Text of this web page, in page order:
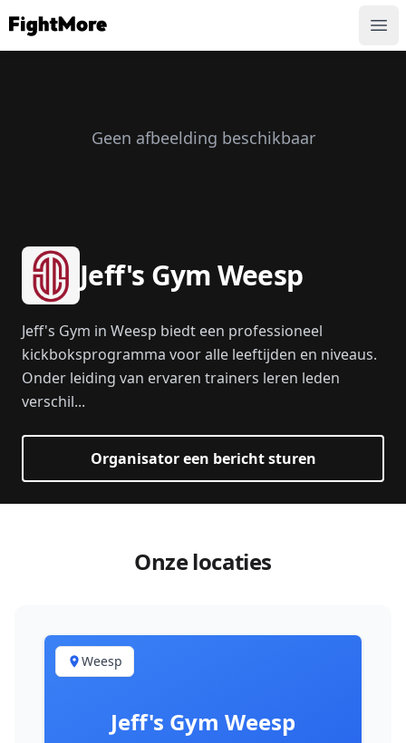
FightMore
Geen afbeelding beschikbaar
Jeff's Gym Weesp
Jeff's Gym in Weesp biedt een professioneel
kickboksprogramma voor alle leeftijden en niveaus.
Onder leiding van ervaren trainers leren leden
verschil...
Organisator een bericht sturen
Onze locaties
Weesp
Jeff's Gym Weesp